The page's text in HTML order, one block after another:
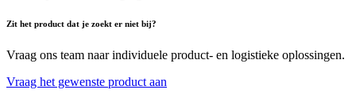
Zit het product dat je zoekt er niet bij?
Vraag ons team naar individuele product- en logistieke oplossingen.
Vraag het gewenste product aan